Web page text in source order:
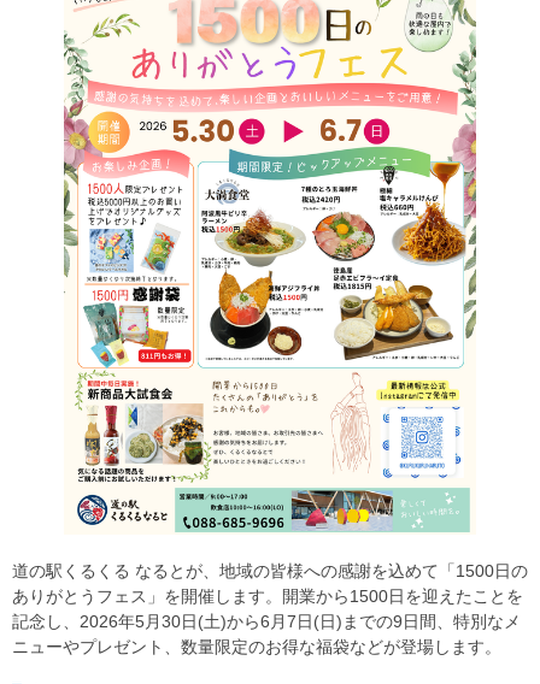
道の駅くるくる なるとが、地域の皆様への感謝を込めて「1500日の
ありがとうフェス」を開催します。開業から1500日を迎えたことを
記念し、2026年5月30日(土)から6月7日(日)までの9日間、特別なメ
ニューやプレゼント、数量限定のお得な福袋などが登場します。